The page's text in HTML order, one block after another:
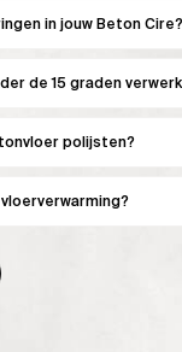
in jouw Beton Cire?
de 15 graden
polijsten?